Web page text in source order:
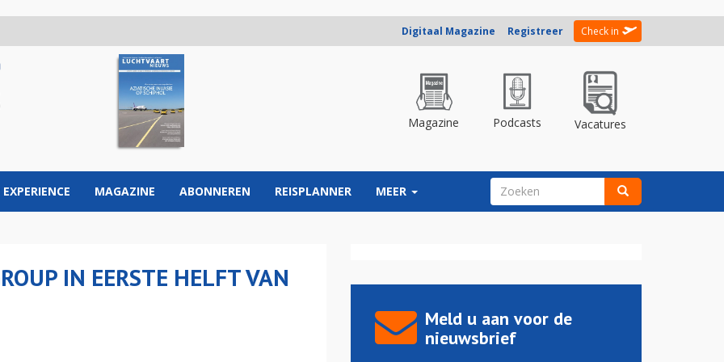
Digitaal Magazine Registreer Check in
Magazine Podcasts Vacatures
EXPERIENCE MAGAZINE ABONNEREN REISPLANNER MEER ZOEKVELD
IN EERSTE HELFT VAN
Meld u aan voor de
nieuwsbrief